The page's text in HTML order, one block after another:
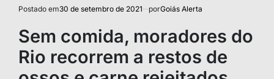
Postado em30 de setembro de 2021 porGoiás Alerta
Sem comida, moradores do
Rio recorrem a restos de